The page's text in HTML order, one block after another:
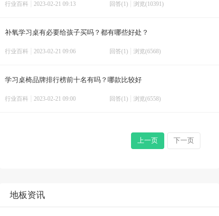
行业百科 2023-02-21 09:13 回答(1) 浏览(10391)
补氧学习桌有必要给孩子买吗？都有哪些好处？
行业百科 2023-02-21 09:06 回答(1) 浏览(6568)
学习桌椅品牌排行榜前十名有吗？哪款比较好
行业百科 2023-02-21 09:00 回答(1) 浏览(6558)
上一页 下一页
地板资讯